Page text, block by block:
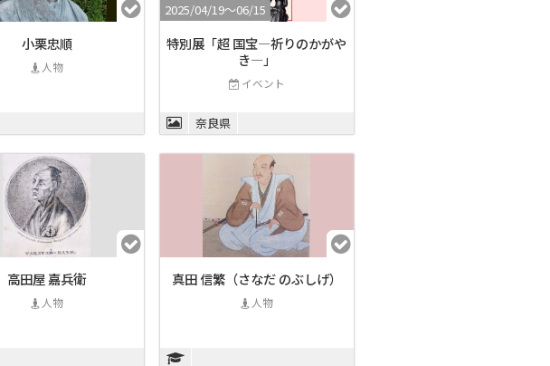
小栗忠順
人物
2025/04/19〜06/15
特別展「超 国宝―祈りのかがや
き―」
イベント
奈良県
高田屋 嘉兵衛
人物
真田 信繁（さなだ のぶしげ）
人物